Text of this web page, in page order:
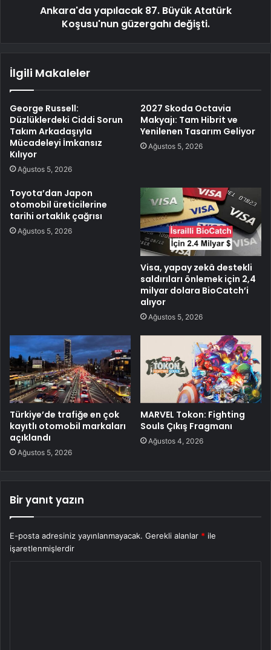
Ankara'da yapılacak 87. Büyük Atatürk
Koşusu'nun güzergahı değişti.
İlgili Makaleler
George Russell:
Düzlüklerdeki Ciddi Sorun
Takım Arkadaşıyla
Mücadeleyi İmkansız
Kılıyor
Ağustos 5, 2026
2027 Skoda Octavia
Makyajı: Tam Hibrit ve
Yenilenen Tasarım Geliyor
Ağustos 5, 2026
Toyota’dan Japon
otomobil üreticilerine
tarihi ortaklık çağrısı
Ağustos 5, 2026
Visa, yapay zekâ destekli
saldırıları önlemek için 2,4
milyar dolara BioCatch’i
alıyor
Ağustos 5, 2026
Türkiye’de trafiğe en çok
kayıtlı otomobil markaları
açıklandı
Ağustos 5, 2026
MARVEL Tokon: Fighting
Souls Çıkış Fragmanı
Ağustos 4, 2026
Bir yanıt yazın
E-posta adresiniz yayınlanmayacak. Gerekli alanlar * ile
işaretlenmişlerdir